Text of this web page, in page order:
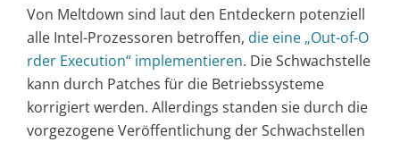
Von Meltdown sind laut den Entdeckern potenziell
alle Intel-Prozessoren betroffen, die eine „Out-of-O
rder Execution“ implementieren. Die Schwachstelle
kann durch Patches für die Betriebssysteme
korrigiert werden. Allerdings standen sie durch die
vorgezogene Veröffentlichung der Schwachstellen